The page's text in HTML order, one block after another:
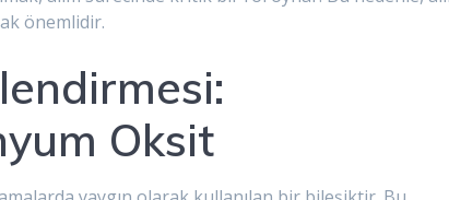
önemlidir.
Oksit